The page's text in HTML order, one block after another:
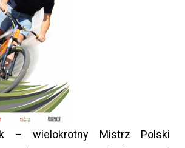
– wielokrotny Mistrz Polski